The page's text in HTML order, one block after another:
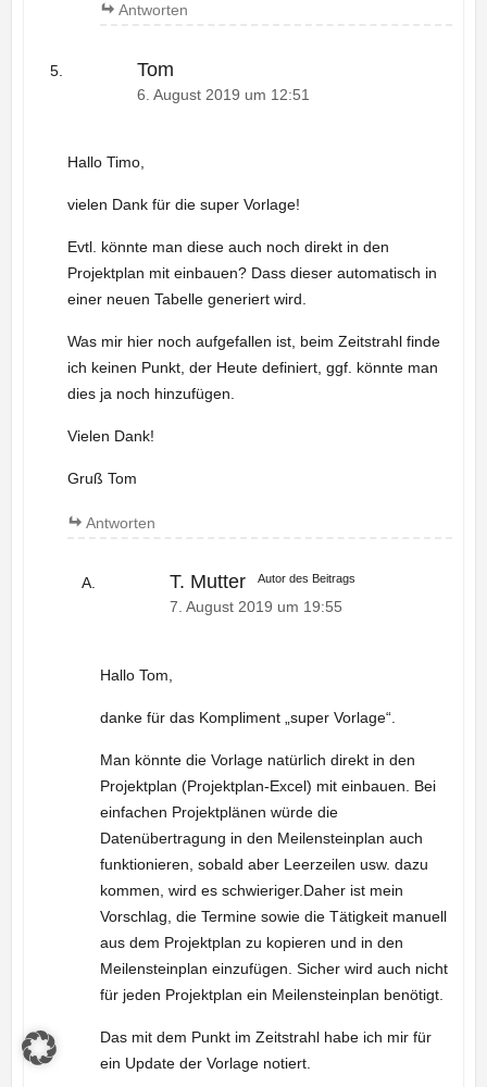
Antworten
Tom
6. August 2019 um 12:51
Hallo Timo,
vielen Dank für die super Vorlage!
Evtl. könnte man diese auch noch direkt in den
Projektplan mit einbauen? Dass dieser automatisch in
einer neuen Tabelle generiert wird.
Was mir hier noch aufgefallen ist, beim Zeitstrahl finde
ich keinen Punkt, der Heute definiert, ggf. könnte man
dies ja noch hinzufügen.
Vielen Dank!
Gruß Tom
Antworten
T. Mutter Autor des Beitrags
7. August 2019 um 19:55
Hallo Tom,
danke für das Kompliment „super Vorlage“.
Man könnte die Vorlage natürlich direkt in den
Projektplan (Projektplan-Excel) mit einbauen. Bei
einfachen Projektplänen würde die
Datenübertragung in den Meilensteinplan auch
funktionieren, sobald aber Leerzeilen usw. dazu
kommen, wird es schwieriger.Daher ist mein
Vorschlag, die Termine sowie die Tätigkeit manuell
aus dem Projektplan zu kopieren und in den
Meilensteinplan einzufügen. Sicher wird auch nicht
für jeden Projektplan ein Meilensteinplan benötigt.
Das mit dem Punkt im Zeitstrahl habe ich mir für
ein Update der Vorlage notiert.